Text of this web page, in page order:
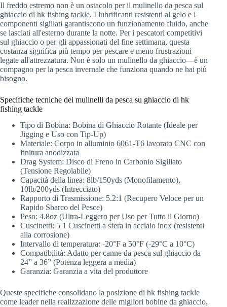
Il freddo estremo non è un ostacolo per il mulinello da pesca sul
ghiaccio di hk fishing tackle. I lubrificanti resistenti al gelo e i
componenti sigillati garantiscono un funzionamento fluido, anche
se lasciati all'esterno durante la notte. Per i pescatori competitivi
sul ghiaccio o per gli appassionati del fine settimana, questa
costanza significa più tempo per pescare e meno frustrazioni
legate all'attrezzatura. Non è solo un mulinello da ghiaccio—è un
compagno per la pesca invernale che funziona quando ne hai più
bisogno.
Specifiche tecniche dei mulinelli da pesca su ghiaccio di hk
fishing tackle
Tipo di Bobina: Bobina di Ghiaccio Rotante (Ideale per
Jigging e Uso con Tip-Up)
Materiale: Corpo in alluminio 6061-T6 lavorato CNC con
finitura anodizzata
Drag System: Disco di Freno in Carbonio Sigillato
(Tensione Regolabile)
Capacità della linea: 8lb/150yds (Monofilamento),
10lb/200yds (Intrecciato)
Rapporto di Trasmissione: 5.2:1 (Recupero Veloce per un
Rapido Sbarco del Pesce)
Peso: 4.8oz (Ultra-Leggero per Uso per Tutto il Giorno)
Cuscinetti: 5 1 Cuscinetti a sfera in acciaio inox (resistenti
alla corrosione)
Intervallo di temperatura: -20°F a 50°F (-29°C a 10°C)
Compatibilità: Adatto per canne da pesca sul ghiaccio da
24” a 36” (Potenza leggera a media)
Garanzia: Garanzia a vita del produttore
Queste specifiche consolidano la posizione di hk fishing tackle
come leader nella realizzazione delle migliori bobine da ghiaccio,